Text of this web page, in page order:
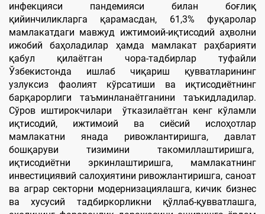
инфекцияси пандемияси билан боғлиқ
қийинчиликларга қарамасдан, 61,3% фуқаролар
мамлакатдаги мавжуд ижтимоий-иқтисодий аҳволни
ижобий баҳоладилар ҳамда мамлакат раҳбарияти
қабул қилаётган чора-тадбирлар туфайли
Ўзбекистонда ишлаб чиқариш қувватларининг
узлуксиз фаолият кўрсатиши ва иқтисодиётнинг
барқарорлиги таъминланаётганини таъкидладилар.
Сўров иштирокчилари ўтказилаётган кенг кўламли
иқтисодий, ижтимоий ва сиёсий ислоҳотлар
мамлакатни янада ривожлантиришга, давлат
бошқаруви тизимини такомиллаштиришга,
иқтисодиётни эркинлаштиришга, мамлакатнинг
инвестициявий салоҳиятини ривожлантиришга, саноат
ва аграр секторни модернизациялашга, кичик бизнес
ва хусусий тадбиркорликни қўллаб-қувватлашга,